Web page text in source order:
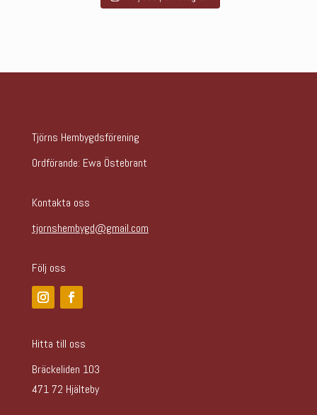
Tjörns Hembygdsförening
Ordförande: Ewa Östebrant
Kontakta oss
tjornshembygd@gmail.com
Följ oss
Hitta till oss
Bräckeliden 103
471 72 Hjälteby